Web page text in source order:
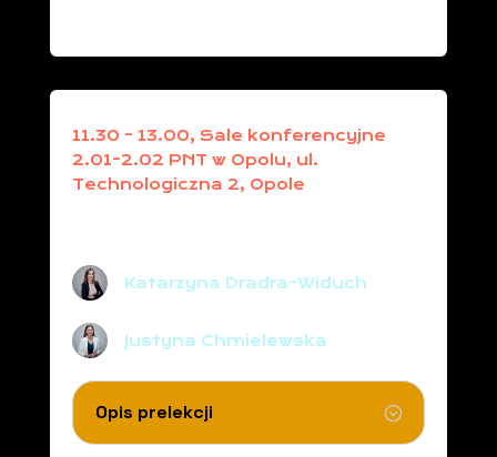
11.30 - 13.00, Sale konferencyjne
2.01-2.02 PNT w Opolu, ul.
Technologiczna 2, Opole
Katarzyna Dradra-Widuch
Justyna Chmielewska
Opis prelekcji